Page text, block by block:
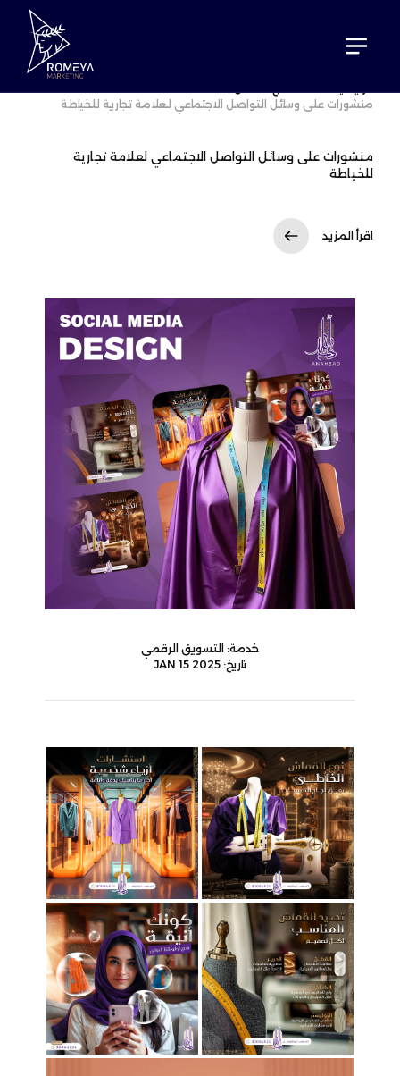
منشورات على وسائل التواصل الاجتماعي لعلامة تجارية للخياطة
منشورات على وسائل التواصل الاجتماعي لعلامة تجارية
للخياطة
اقرأ المزيد
خدمة: التسويق الرقمي
تاريخ: JAN 15 2025